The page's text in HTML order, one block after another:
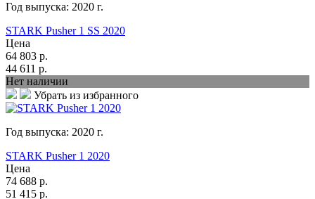
Год выпуска: 2020 г.
STARK Pusher 1 SS 2020
Цена
64 803 р.
44 611 р.
Нет наличии
Убрать из избранного
Год выпуска: 2020 г.
STARK Pusher 1 2020
Цена
74 688 р.
51 415 р.